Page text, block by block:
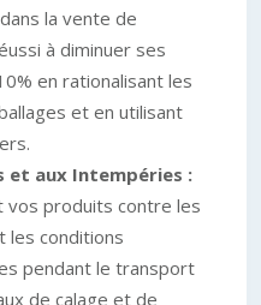
la vente de
à diminuer ses
en rationalisant les
et en utilisant
et aux Intempéries :
produits contre les
les conditions
pendant le transport
de calage et de